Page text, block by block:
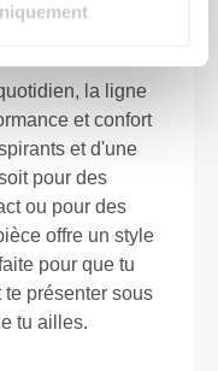
confort.
la ligne
et confort
et d'une
pour des
ou pour des
offre un style
pour que tu
présenter sous
tu ailles.